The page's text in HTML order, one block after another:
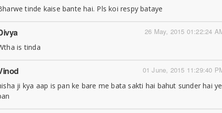
tinde kaise bante hai. Pls koi respy bataye
26 May, 2015 01:22:24
is tinda
01 June, 2015 11:29:40
ji kya aap is pan ke bare me bata sakti hai bahut sunder hai ye